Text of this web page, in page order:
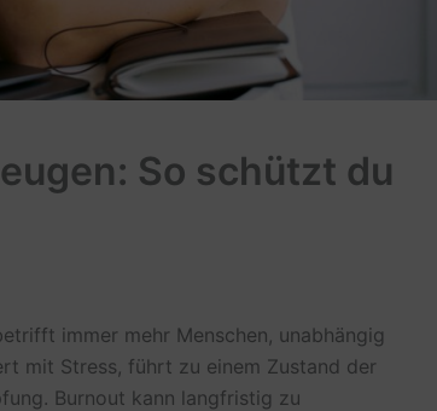
So schützt du
immer mehr Menschen, unabhängig
mit Stress, führt zu einem Zustand der
Burnout kann langfristig zu